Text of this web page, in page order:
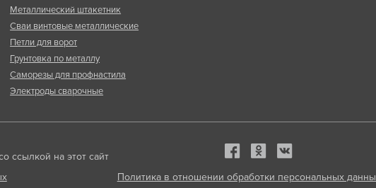
Металлический штакетник
Сваи винтовые металлические
Петли для ворот
Грунтовка по металлу
Саморезы для профнастила
Электроды сварочные
ссылкой на этот сайт
Политика в отношении обработки персональных